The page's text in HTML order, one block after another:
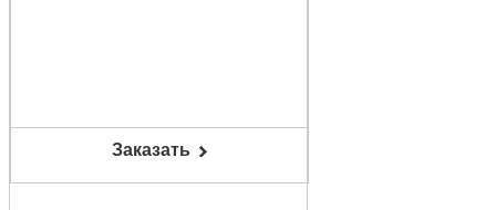
Заказать